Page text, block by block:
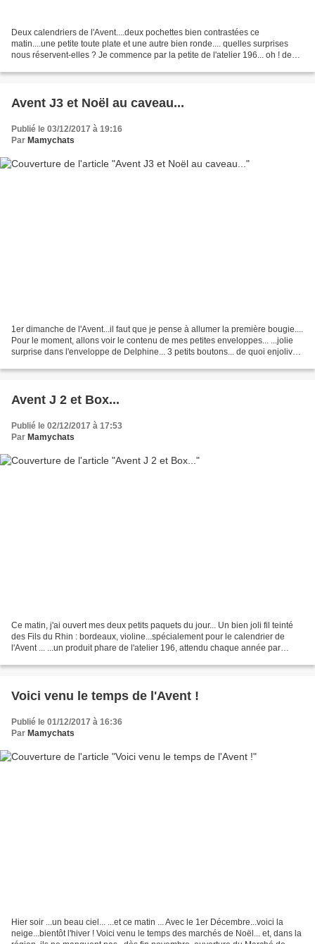
Deux calendriers de l'Avent....deux pochettes bien contrastées ce
matin....une petite toute plate et une autre bien ronde.... quelles surprises
nous réservent-elles ? Je commence par la petite de l'atelier 196... oh ! deux
Avent J3 et Noël au caveau...
Publié le 03/12/2017 à 19:16
Par Mamychats
1er dimanche de l'Avent...il faut que je pense à allumer la première bougie....
Pour le moment, allons voir le contenu de mes petites enveloppes... ...jolie
surprise dans l'enveloppe de Delphine... 3 petits boutons... de quoi enjoliver
Avent J 2 et Box...
Publié le 02/12/2017 à 17:53
Par Mamychats
Ce matin, j'ai ouvert mes deux petits paquets du jour... Un bien joli fil teinté
des Fils du Rhin : bordeaux, violine...spécialement pour le calendrier de
l'Avent ... ...un produit phare de l'atelier 196, attendu chaque année par
Voici venu le temps de l'Avent !
Publié le 01/12/2017 à 16:36
Par Mamychats
Hier soir ...un beau ciel... ...et ce matin ... Avec le 1er Décembre...voici la
neige...bientôt l'hiver ! Voici venu le temps des marchés de Noël... et, dans la